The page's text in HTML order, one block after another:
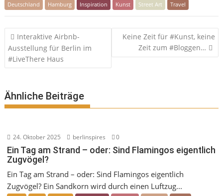
Deutschland Hamburg Inspiration Kunst Street Art Travel
Beitragsnavigation
Interaktive Airbnb-
Ausstellung für Berlin im
#LiveThere Haus
Keine Zeit für #Kunst, keine
Zeit zum #Bloggen…
Ähnliche Beiträge
24. Oktober 2025 berlinspires 0
Ein Tag am Strand – oder: Sind Flamingos eigentlich
Zugvögel?
Ein Tag am Strand – oder: Sind Flamingos eigentlich
Zugvögel? Ein Sandkorn wird durch einen Luftzug...